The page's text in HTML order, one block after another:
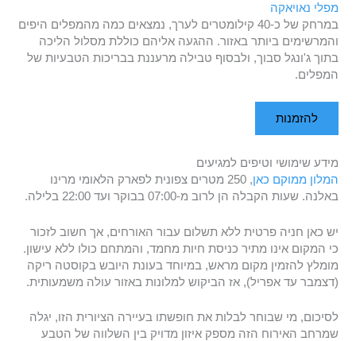
מפלי נאויאקה
במרחק של כ-40 קילומטרים לערך, נמצאים כמה מהמפלים היפים
והמרשימים ביותר באזור. ההגעה אליהם כוללת מסלול הליכה
בתוך ג'ונגל סבוך, ולבסוף טבילה מרעננת בבריכות הטבעיות של
המפלים.
להזמנות
מידע שימושי וטיפים למגיעים
המלון ממוקם כאן
, 250 מטרים צפונית לפארק הלאומי מרינו
באלנה. שעות הקבלה הן לרוב מ-07:00 בבוקר ועד 22:00 בלילה.
יש כאן חניה פרטית ללא תשלום עבור האורחים, אך חשוב לזכור
כי המקום אינו מתיר כניסת חיות מחמד, והמתחם כולו ללא עישון.
מומלץ להזמין מקום מראש, במיוחד בעונת היובש בקוסטה ריקה
(דצמבר עד אפריל), אז הביקוש למלונות באזור עולה משמעותית.
לסיכום, מי שבוחר לבלות את חופשתו בעיירה הציורית הזו, יגלה
שמרחב האירוח הזה מספק איזון מדויק בין השלווה של הטבע